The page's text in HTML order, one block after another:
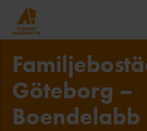
Göteborg –
Boendelabb